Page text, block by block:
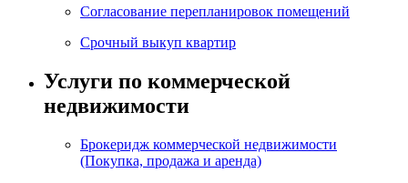
Согласование перепланировок помещений
Срочный выкуп квартир
Услуги по коммерческой
недвижимости
Брокеридж коммерческой недвижимости
(Покупка, продажа и аренда)